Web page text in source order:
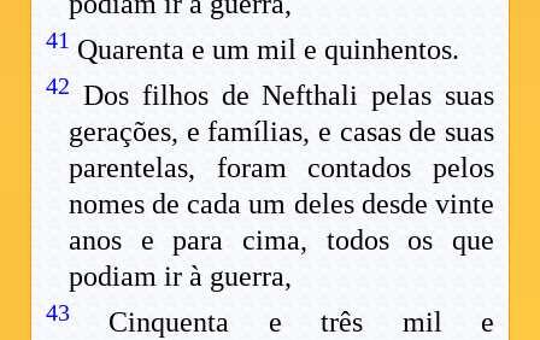
41 Quarenta e um mil e quinhentos.
42 Dos filhos de Nefthali pelas suas
gerações, e famílias, e casas de suas
parentelas, foram contados pelos
nomes de cada um deles desde vinte
anos e para cima, todos os que
podiam ir à guerra,
43
Cinquenta e três mil e